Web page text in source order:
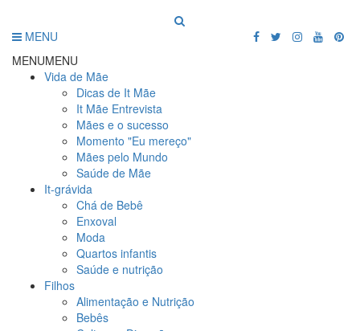
MENU
MENUMENU
Vida de Mãe
Dicas de It Mãe
It Mãe Entrevista
Mães e o sucesso
Momento "Eu mereço"
Mães pelo Mundo
Saúde de Mãe
It-grávida
Chá de Bebê
Enxoval
Moda
Quartos infantis
Saúde e nutrição
Filhos
Alimentação e Nutrição
Bebês